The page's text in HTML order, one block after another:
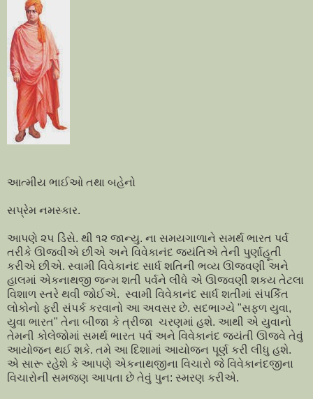
આત્મીય ભાઈઓ તથા બહેનો
સપ્રેમ નમસ્કાર.
આપણે ૨૫ ડિેસે. થી ૧૨ જાન્યુ. ના સમયગાળાને સમર્થ ભારત પર્વ
તરીકે ઊજવીએ છીએ અને વિવેકાનંદ જયંતિએ તેની પુર્ણાહૂતી
કરીએ છીએ. સ્વામી વિવેકાનંદ સાર્ધ શતિની ભવ્ય ઊજવણી અને
હાલમાં એકનાથજી જન્મ શતી પર્વને લીધે એ ઊજવણી શકય તેટલા
વિશાળ સ્તરે થવી જોઈએ. સ્વામી વિવેકાનંદ સાર્ધ શતીમાં સંપર્કિત
લોકોનો ફરી સંપર્ક કરવાનો આ અવસર છે. સદભાગ્યે "સફળ યુવા,
યુવા ભારત" તેના બીજા કે ત્રીજા ચરણમાં હશે. આથી એ યુવાનો
તેમની કોલેજોમાં સમર્થ ભારત પર્વ અને વિવેકાનંદ જયંતી ઊજવે તેવું
આયોજન થઈ શકે. તમે આ દિશામાં આયોજન પૂર્ણ કરી લીધુ હશે.
એ સારૂ રહેશે કે આપણે એકનાથજીના વિચારો જે વિવેકાનંદજીના
વિચારોની સમજણ આપતા છે તેવું પુન: સ્મરણ કરીએ.